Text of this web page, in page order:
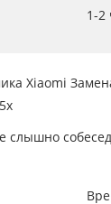
1-2
Xiaomi
слышно